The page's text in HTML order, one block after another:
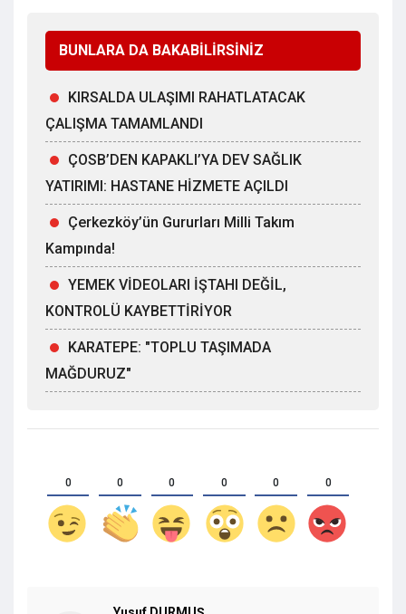
BUNLARA DA BAKABİLİRSİNİZ
KIRSALDA ULAŞIMI RAHATLATACAK
ÇALIŞMA TAMAMLANDI
ÇOSB’DEN KAPAKLI’YA DEV SAĞLIK
YATIRIMI: HASTANE HİZMETE AÇILDI
Çerkezköy’ün Gururları Milli Takım
Kampında!
YEMEK VİDEOLARI İŞTAHI DEĞİL,
KONTROLÜ KAYBETTİRİYOR
KARATEPE: "TOPLU TAŞIMADA
MAĞDURUZ"
0 0 0 0 0 0